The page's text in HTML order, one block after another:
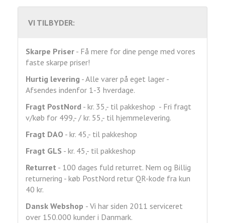
VI TILBYDER:
Skarpe Priser - Få mere for dine penge med vores
faste skarpe priser!
Hurtig levering - Alle varer på eget lager -
Afsendes indenfor 1-3 hverdage.
Fragt PostNord - kr. 35,- til pakkeshop - Fri fragt
v/køb for 499,- / kr. 55,- til hjemmelevering.
Fragt DAO - kr. 45,- til pakkeshop
Fragt GLS - kr. 45,- til pakkeshop
Returret - 100 dages fuld returret. Nem og Billig
returnering - køb PostNord retur QR-kode fra kun
40 kr.
Dansk Webshop - Vi har siden 2011 serviceret
over 150.000 kunder i Danmark.